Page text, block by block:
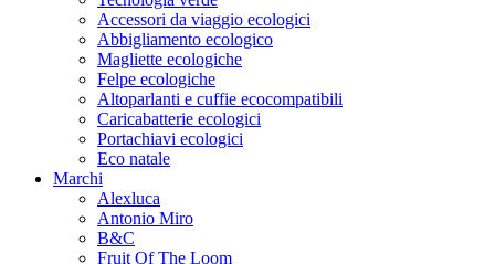
Accessori da viaggio ecologici
Abbigliamento ecologico
Magliette ecologiche
Felpe ecologiche
Altoparlanti e cuffie ecocompatibili
Caricabatterie ecologici
Portachiavi ecologici
Eco natale
Marchi
Alexluca
Antonio Miro
B&C
Fruit Of The Loom